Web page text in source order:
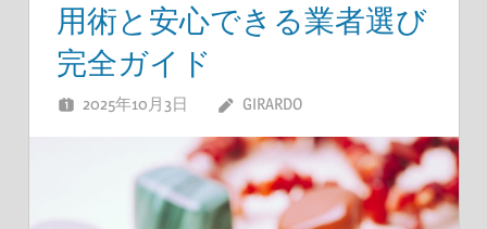
用術と安心できる業者選び
完全ガイド
2025年10月3日 GIRARDO